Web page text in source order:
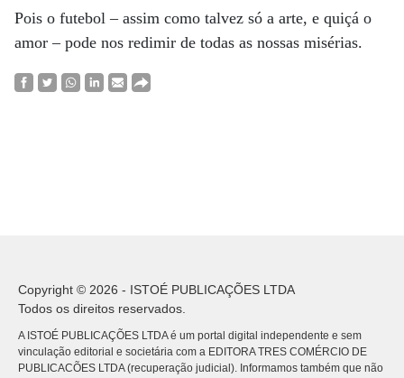
Pois o futebol – assim como talvez só a arte, e quiçá o
amor – pode nos redimir de todas as nossas misérias.
Copyright © 2026 - ISTOÉ PUBLICAÇÕES LTDA
Todos os direitos reservados.
A ISTOÉ PUBLICAÇÕES LTDA é um portal digital independente e sem
vinculação editorial e societária com a EDITORA TRES COMÉRCIO DE
PUBLICACÕES LTDA (recuperação judicial). Informamos também que não